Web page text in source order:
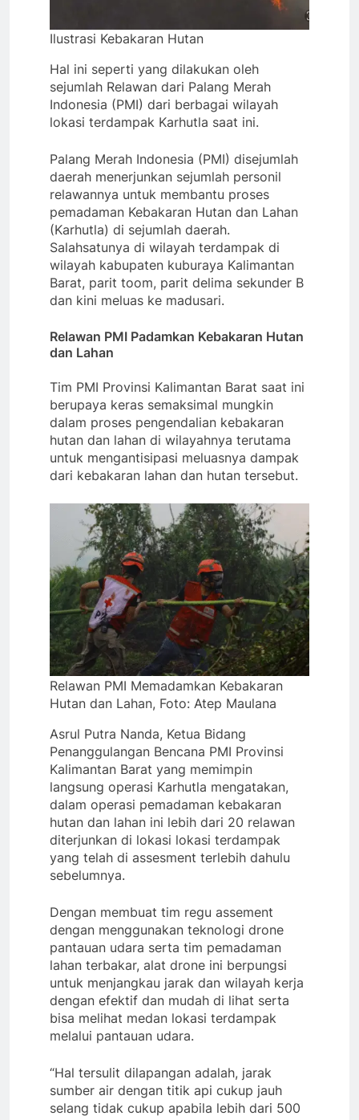
Ilustrasi Kebakaran Hutan
Hal ini seperti yang dilakukan oleh
sejumlah Relawan dari Palang Merah
Indonesia (PMI) dari berbagai wilayah
lokasi terdampak Karhutla saat ini.
Palang Merah Indonesia (PMI) disejumlah
daerah menerjunkan sejumlah personil
relawannya untuk membantu proses
pemadaman Kebakaran Hutan dan Lahan
(Karhutla) di sejumlah daerah.
Salahsatunya di wilayah terdampak di
wilayah kabupaten kuburaya Kalimantan
Barat, parit toom, parit delima sekunder B
dan kini meluas ke madusari.
Relawan PMI Padamkan Kebakaran Hutan
dan Lahan
Tim PMI Provinsi Kalimantan Barat saat ini
berupaya keras semaksimal mungkin
dalam proses pengendalian kebakaran
hutan dan lahan di wilayahnya terutama
untuk mengantisipasi meluasnya dampak
dari kebakaran lahan dan hutan tersebut.
Relawan PMI Memadamkan Kebakaran
Hutan dan Lahan, Foto: Atep Maulana
Asrul Putra Nanda, Ketua Bidang
Penanggulangan Bencana PMI Provinsi
Kalimantan Barat yang memimpin
langsung operasi Karhutla mengatakan,
dalam operasi pemadaman kebakaran
hutan dan lahan ini lebih dari 20 relawan
diterjunkan di lokasi lokasi terdampak
yang telah di assesment terlebih dahulu
sebelumnya.
Dengan membuat tim regu assement
dengan menggunakan teknologi drone
pantauan udara serta tim pemadaman
lahan terbakar, alat drone ini berpungsi
untuk menjangkau jarak dan wilayah kerja
dengan efektif dan mudah di lihat serta
bisa melihat medan lokasi terdampak
melalui pantauan udara.
“Hal tersulit dilapangan adalah, jarak
sumber air dengan titik api cukup jauh
selang tidak cukup apabila lebih dari 500